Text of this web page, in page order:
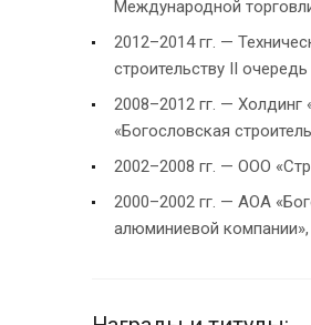
Международной
2012–2014 гг. —
строительству II
2008–2012 гг. —
«Богословская
2002–2008 гг. — ООО
2000–2002 гг. — АОА
алюминиевой компании»,